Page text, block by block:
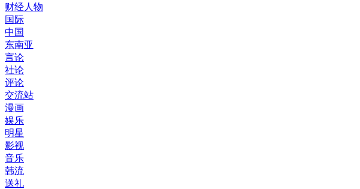
财经人物
国际
中国
东南亚
言论
社论
评论
交流站
漫画
娱乐
明星
影视
音乐
韩流
送礼